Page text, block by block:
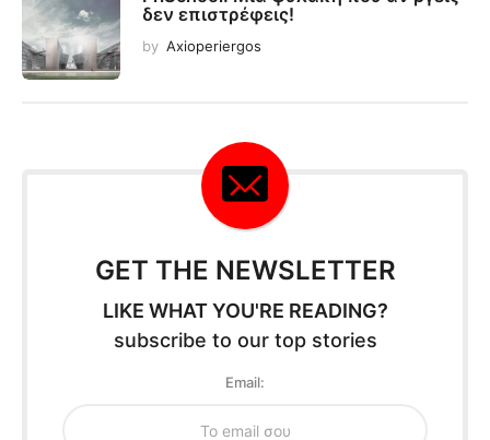
δεν επιστρέφεις!
by Axioperiergos
GET THE NEWSLETTER
LIKE WHAT YOU'RE READING?
subscribe to our top stories
Email: